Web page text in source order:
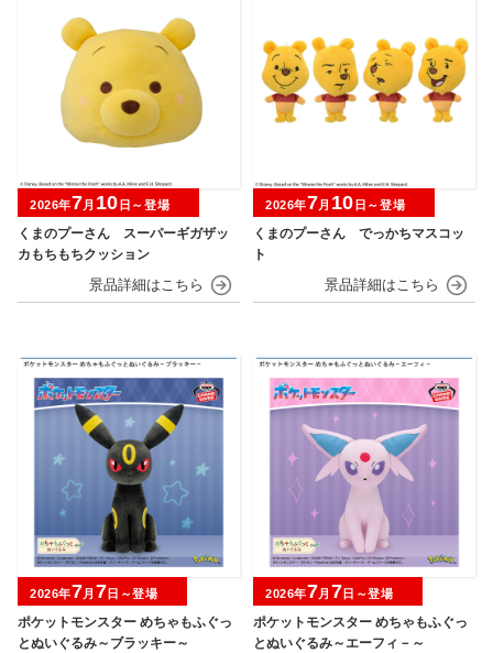
くまのプーさん スーパーギガザッ
カもちもちクッション
2026年7月 10 日～登場
くまのプーさん でっかちマスコッ
ト
2026年7月 10 日～登場
ポケットモンスター めちゃもふぐっ
とぬいぐるみ～ブラッキー～
2026年7月 7日～登場
ポケットモンスター めちゃもふぐっ
とぬいぐるみ～エーフィ－～
2026年7月 7日～登場